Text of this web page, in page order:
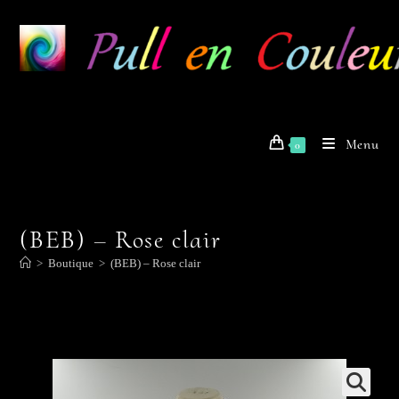
content
0 Menu
(BEB) – Rose clair
> Boutique > (BEB) – Rose clair